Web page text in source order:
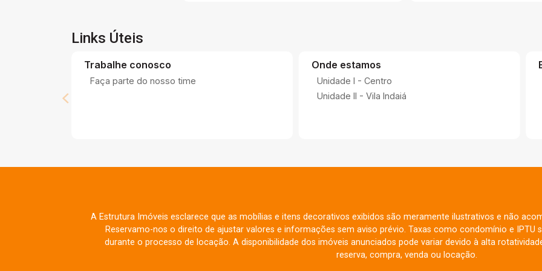
Links Úteis
Trabalhe conosco
Faça parte do nosso time
Onde estamos
Unidade I - Centro
Unidade II - Vila Indaiá
A Estrutura Imóveis esclarece que as mobílias e itens decorativos exibidos são meramente ilustrativos e não
Reservamo-nos o direito de ajustar valores e informações sem aviso prévio. Taxas como condomínio e
durante o processo de locação. A disponibilidade dos imóveis anunciados pode variar devido à alta
reserva, compra, venda ou locação.